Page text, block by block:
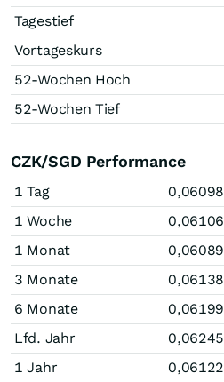
Tagestief
Vortageskurs
52-Wochen Hoch
52-Wochen Tief
CZK/SGD Performance
1 Tag 0,06098
1 Woche
0,06106
1 Monat
0,06089
3 Monate
0,06138
6 Monate
0,06199
Lfd. Jahr
0,06245
1 Jahr
0,06122